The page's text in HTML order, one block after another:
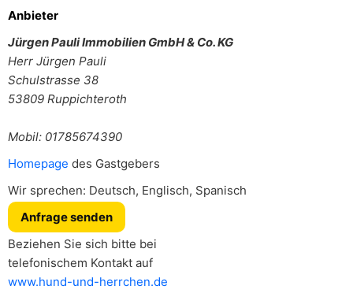
Anbieter
Jürgen Pauli Immobilien GmbH & Co. KG
Herr Jürgen Pauli
Schulstrasse 38
53809 Ruppichteroth
Mobil: 01785674390
Homepage des Gastgebers
Wir sprechen: Deutsch, Englisch, Spanisch
Anfrage senden
Beziehen Sie sich bitte bei
telefonischem Kontakt auf
www.hund-und-herrchen.de